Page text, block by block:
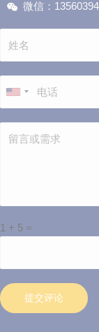
微信：
1 + 5 =
提交评论